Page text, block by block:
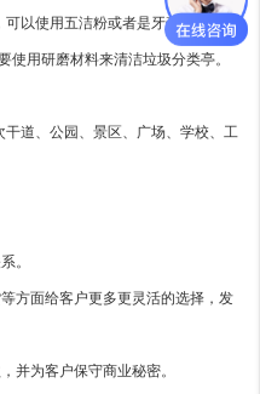
以使用五洁粉或者是牙膏涂抹在锈
用研磨材料来清洁垃圾分类亭。
道、公园、景区、广场、学校、工
。
方面给客户更多更灵活的选择，发
并为客户保守商业秘密。